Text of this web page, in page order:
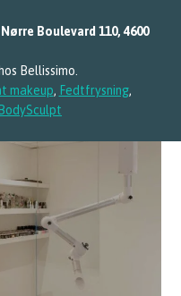
Boulevard 110, 4600
hos Bellissimo.
makeup, Fedtfrysning,
BodySculpt